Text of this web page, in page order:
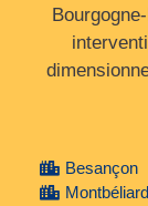
Besançon
Montbéliard